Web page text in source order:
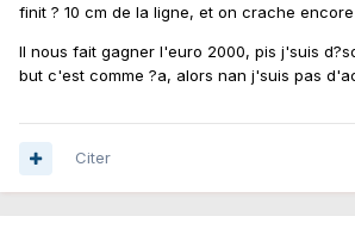
finit ? 10 cm de la ligne, et on crache encore
Il nous fait gagner l'euro 2000, pis j'suis
but c'est comme ?a, alors nan j'suis pas
Citer